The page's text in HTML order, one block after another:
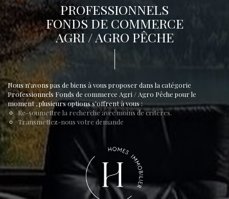
PROFESSIONNELS
FONDS DE COMMERCE
AGRI / AGRO PÊCHE
Nous n'avons pas de biens à vous proposer dans la catégorie
Professionnels Fonds de commerce Agri / Agro Pêche pour le
moment , plusieurs options s'offrent à vous :
Re-soumettre la recherche avec moins de critères.
Transmettez-nous votre demande